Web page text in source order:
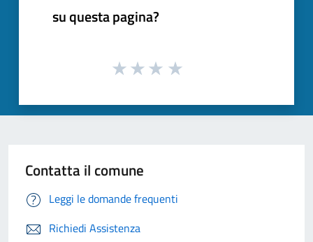
su questa pagina?
Contatta il comune
Leggi le domande frequenti
Richiedi Assistenza